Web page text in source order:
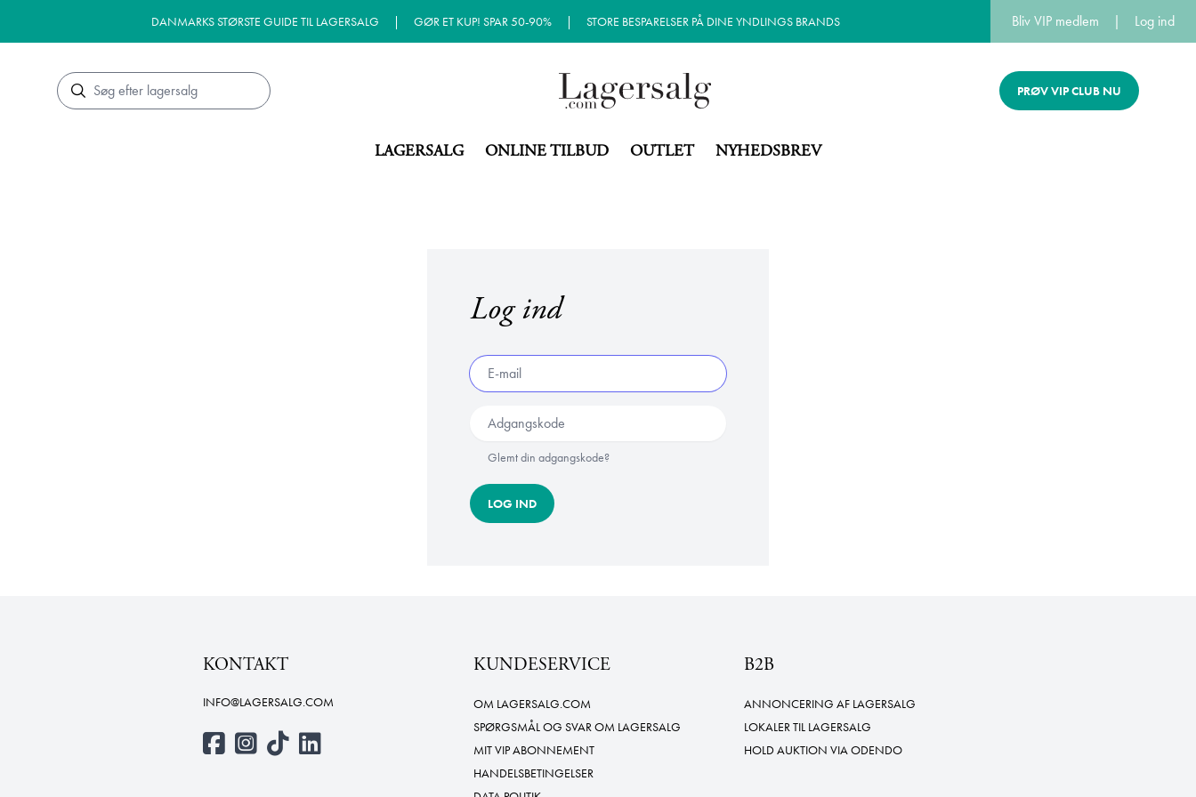
DANMARKS STØRSTE GUIDE TIL LAGERSALG | GØR ET KUP! SPAR 50-90% | STORE BESPARELSER PÅ DINE YNDLINGS BRANDS Bliv VIP medlem | Log ind
Søg PRØV VIP CLUB NU
LAGERSALG ONLINE TILBUD OUTLET NYHEDSBREV
Log ind
Glemt din adgangskode?
LOG IND
KONTAKT
INFO@LAGERSALG.COM
KUNDESERVICE
OM LAGERSALG.COM
SPØRGSMÅL OG SVAR OM LAGERSALG
MIT VIP ABONNEMENT
HANDELSBETINGELSER
B2B
ANNONCERING AF LAGERSALG
LOKALER TIL LAGERSALG
HOLD AUKTION VIA ODENDO